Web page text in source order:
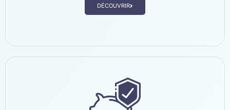
DÉCOUVRIR